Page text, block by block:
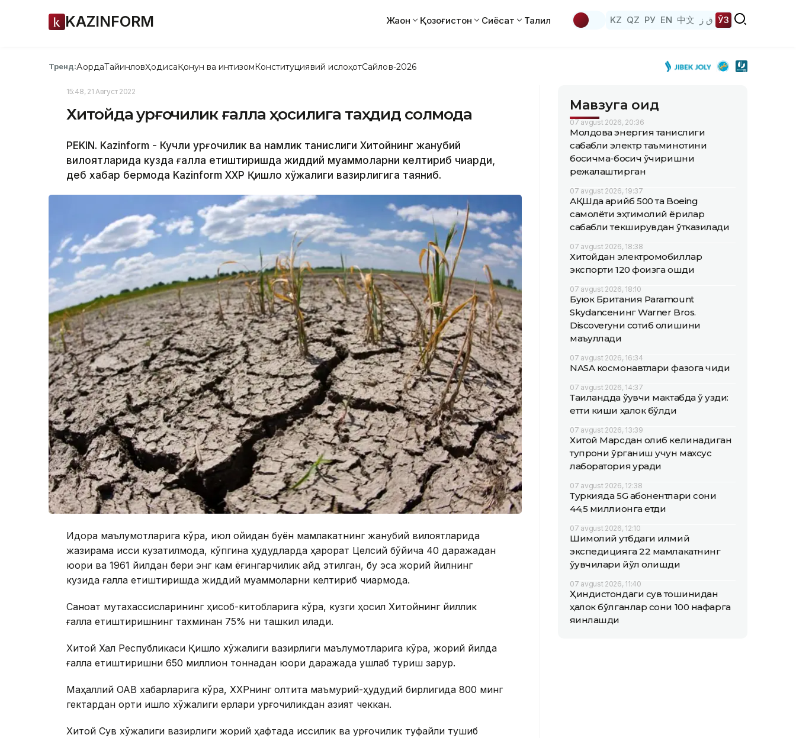
KAZINFORM Жаҳон Қозоғистон Сиёсат Таҳлил KZ QZ РУ EN 中文 ق ز ЎЗ
Тренд:АқордаТайинловҲодисаҚонун ва интизомКонституциявий ислоҳотСайлов-2026
15:48, 21 Август 2022
Хитойда қурғоқчилик ғалла ҳосилига таҳдид солмоқда
PEKIN. Kazinform - Кучли қурғоқчилик ва намлик танқислиги Хитойнинг жанубий
вилоятларида кузда ғалла етиштиришда жиддий муаммоларни келтириб чиқарди,
деб хабар бермоқда Kazinform ХХР Қишлоқ хўжалиги вазирлигига таяниб.
Идора маълумотларига кўра, июл ойидан буён мамлакатнинг жанубий вилоятларида
жазирама иссиқ кузатилмоқда, кўпгина ҳудудларда ҳарорат Целсий бўйича 40 даражадан
юқори ва 1961 йилдан бери энг кам ёғингарчилик қайд этилган, бу эса жорий йилнинг
кузида ғалла етиштиришда жиддий муаммоларни келтириб чиқармоқда.
Саноат мутахассисларининг ҳисоб-китобларига кўра, кузги ҳосил Хитойнинг йиллик
ғалла етиштиришнинг тахминан 75% ни ташкил қилади.
Хитой Халқ Республикаси Қишлоқ хўжалиги вазирлиги маълумотларига кўра, жорий йилда
ғалла етиштиришни 650 миллион тоннадан юқори даражада ушлаб туриш зарур.
Маҳаллий ОАВ хабарларига кўра, ХХРнинг олтита маъмурий-ҳудудий бирлигида 800 минг
гектардан ортиқ қишлоқ хўжалиги ерлари қурғоқчиликдан азият чеккан.
Хитой Сув хўжалиги вазирлиги жорий ҳафтада иссиқлик ва қурғоқчилик туфайли тушиб
Мавзуга оид
07 avgust 2026, 20:36
Молдова энергия танқислиги
сабабли электр таъминотини
босқичма-босқич ўчиришни
режалаштирган
07 avgust 2026, 19:37
АҚШда қарийб 500 та Boeing
самолёти эҳтимолий ёриқлар
сабабли текширувдан ўтказилади
07 avgust 2026, 18:38
Хитойдан электромобиллар
экспорти 120 фоизга ошди
07 avgust 2026, 18:10
Буюк Британия Paramount
Skydanceнинг Warner Bros.
Discoveryни сотиб олишини
маъқуллади
07 avgust 2026, 16:34
NASA космонавтлари фазога чиқди
07 avgust 2026, 14:37
Таиландда ўқувчи мактабда ўқ узди:
етти киши ҳалок бўлди
07 avgust 2026, 13:39
Хитой Марсдан олиб келинадиган
тупроқни ўрганиш учун махсус
лаборатория қуради
07 avgust 2026, 12:38
Туркияда 5G абонентлари сони
44,5 миллионга етди
07 avgust 2026, 12:10
Шимолий қутбдаги илмий
экспедицияга 22 мамлакатнинг
ўқувчилари йўл олишди
07 avgust 2026, 11:40
Ҳиндистондаги сув тошқинидан
ҳалок бўлганлар сони 100 нафарга
яқинлашди